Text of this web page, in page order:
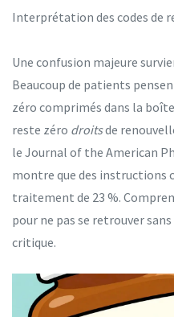
Interprétation des codes de
Une confusion majeure
Beaucoup de patients
zéro comprimés dans la
reste zéro droitsde
le Journal of the American
montre que des instructions
traitement de 23 %.
pour ne pas se retrouver
critique.